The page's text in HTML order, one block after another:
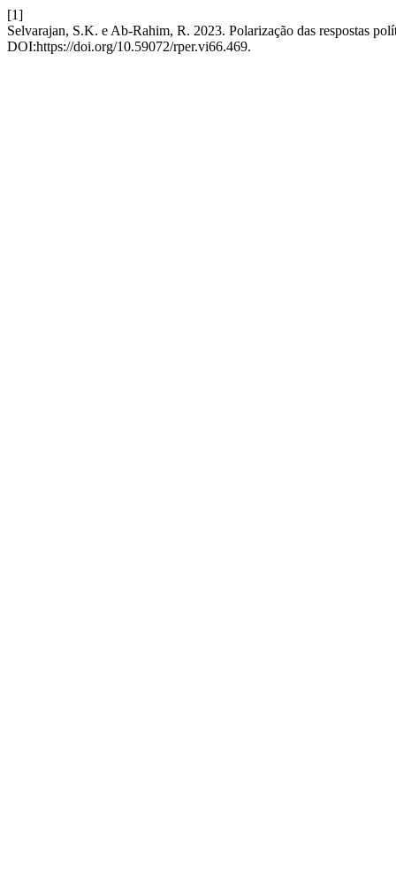
[1]
Selvarajan, S.K. e Ab-Rahim, R. 2023. Polarização das respostas
DOI:https://doi.org/10.59072/rper.vi66.469.